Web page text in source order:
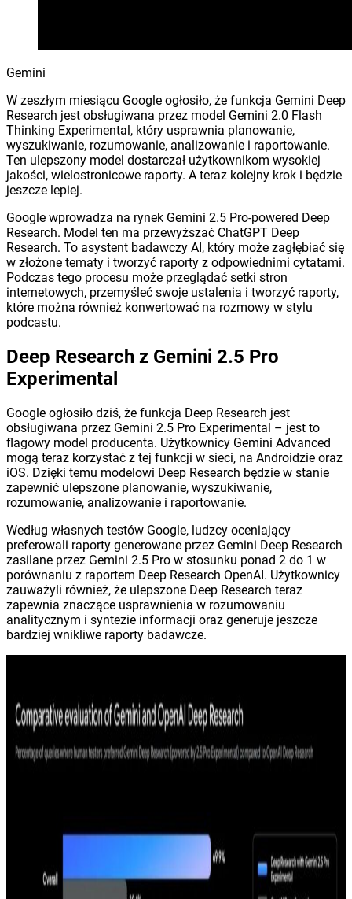
Gemini
W zeszłym miesiącu Google ogłosiło, że funkcja Gemini Deep
Research jest obsługiwana przez model Gemini 2.0 Flash
Thinking Experimental, który usprawnia planowanie,
wyszukiwanie, rozumowanie, analizowanie i raportowanie.
Ten ulepszony model dostarczał użytkownikom wysokiej
jakości, wielostronicowe raporty. A teraz kolejny krok i będzie
jeszcze lepiej.
Google wprowadza na rynek Gemini 2.5 Pro-powered Deep
Research. Model ten ma przewyższać ChatGPT Deep
Research. To asystent badawczy AI, który może zagłębiać się
w złożone tematy i tworzyć raporty z odpowiednimi cytatami.
Podczas tego procesu może przeglądać setki stron
internetowych, przemyśleć swoje ustalenia i tworzyć raporty,
które można również konwertować na rozmowy w stylu
podcastu.
Deep Research z Gemini 2.5 Pro
Experimental
Google ogłosiło dziś, że funkcja Deep Research jest
obsługiwana przez Gemini 2.5 Pro Experimental – jest to
flagowy model producenta. Użytkownicy Gemini Advanced
mogą teraz korzystać z tej funkcji w sieci, na Androidzie oraz
iOS. Dzięki temu modelowi Deep Research będzie w stanie
zapewnić ulepszone planowanie, wyszukiwanie,
rozumowanie, analizowanie i raportowanie.
Według własnych testów Google, ludzcy oceniający
preferowali raporty generowane przez Gemini Deep Research
zasilane przez Gemini 2.5 Pro w stosunku ponad 2 do 1 w
porównaniu z raportem Deep Research OpenAI. Użytkownicy
zauważyli również, że ulepszone Deep Research teraz
zapewnia znaczące usprawnienia w rozumowaniu
analitycznym i syntezie informacji oraz generuje jeszcze
bardziej wnikliwe raporty badawcze.